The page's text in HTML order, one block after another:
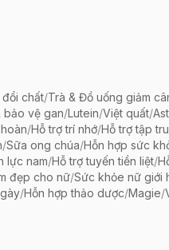
chất/Trà & Đồ uống giảm
bảo vệ gan/Lutein/Việt quất/
/Hỗ trợ trí nhớ/Hỗ trợ tập
/Sữa ong chúa/Hỗn hợp sức
lực nam/Hỗ trợ tuyến tiền liệt/
đẹp cho nữ/Sức khỏe nữ giới
/Hỗn hợp thảo dược/Magie/